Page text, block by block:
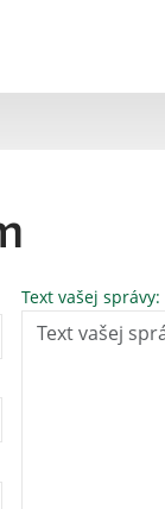
Text vašej správy: